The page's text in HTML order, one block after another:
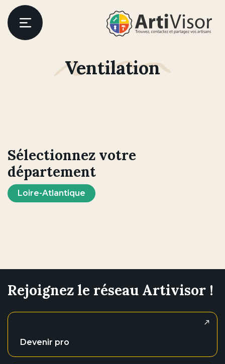
Ventilation
Sélectionnez votre
département
Loire-Atlantique
Rejoignez le réseau Artivisor !
Devenir pro